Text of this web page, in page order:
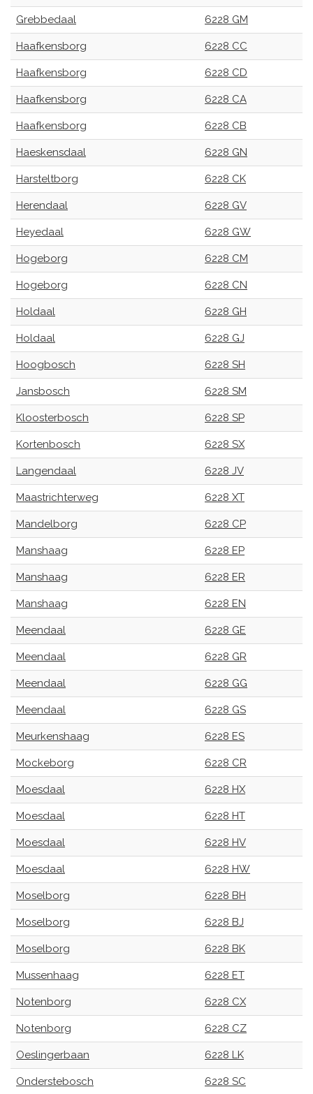
Grebbedaal 6228 GM
Haafkensborg 6228 CC
Haafkensborg 6228 CD
Haafkensborg 6228 CA
Haafkensborg 6228 CB
Haeskensdaal 6228 GN
Harsteltborg 6228 CK
Herendaal 6228 GV
Heyedaal 6228 GW
Hogeborg 6228 CM
Hogeborg 6228 CN
Holdaal 6228 GH
Holdaal 6228 GJ
Hoogbosch 6228 SH
Jansbosch 6228 SM
Kloosterbosch 6228 SP
Kortenbosch 6228 SX
Langendaal 6228 JV
Maastrichterweg 6228 XT
Mandelborg 6228 CP
Manshaag 6228 EP
Manshaag 6228 ER
Manshaag 6228 EN
Meendaal 6228 GE
Meendaal 6228 GR
Meendaal 6228 GG
Meendaal 6228 GS
Meurkenshaag 6228 ES
Mockeborg 6228 CR
Moesdaal 6228 HX
Moesdaal 6228 HT
Moesdaal 6228 HV
Moesdaal 6228 HW
Moselborg 6228 BH
Moselborg 6228 BJ
Moselborg 6228 BK
Mussenhaag 6228 ET
Notenborg 6228 CX
Notenborg 6228 CZ
Oeslingerbaan 6228 LK
Onderstebosch 6228 SC